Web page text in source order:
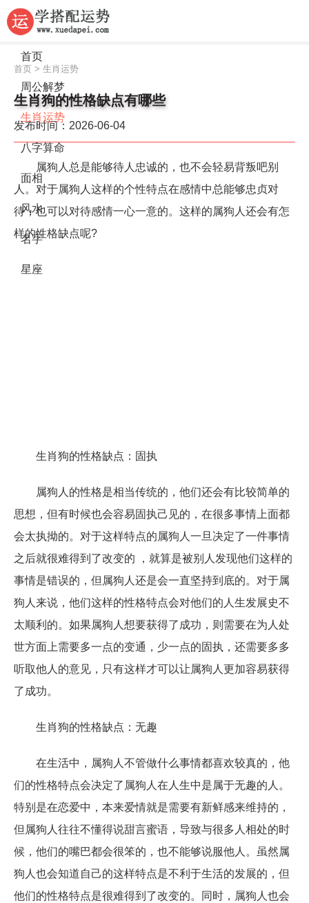
首页
周公解梦
生肖运势
八字算命
面相
风水
名字
星座
首页 > 生肖运势
生肖狗的性格缺点有哪些
发布时间：2026-06-04
属狗人总是能够待人忠诚的，也不会轻易背叛吧别
人。对于属狗人这样的个性特点在感情中总能够忠贞对
待，也可以对待感情一心一意的。这样的属狗人还会有怎
样的性格缺点呢?
生肖狗的性格缺点：固执
属狗人的性格是相当传统的，他们还会有比较简单的
思想，但有时候也会容易固执己见的，在很多事情上面都
会太执拗的。对于这样特点的属狗人一旦决定了一件事情
之后就很难得到了改变的 ，就算是被别人发现他们这样的
事情是错误的，但属狗人还是会一直坚持到底的。对于属
狗人来说，他们这样的性格特点会对他们的人生发展史不
太顺利的。如果属狗人想要获得了成功，则需要在为人处
世方面上需要多一点的变通，少一点的固执，还需要多多
听取他人的意见，只有这样才可以让属狗人更加容易获得
了成功。
生肖狗的性格缺点：无趣
在生活中，属狗人不管做什么事情都喜欢较真的，他
们的性格特点会决定了属狗人在人生中是属于无趣的人。
特别是在恋爱中，本来爱情就是需要有新鲜感来维持的，
但属狗人往往不懂得说甜言蜜语，导致与很多人相处的时
候，他们的嘴巴都会很笨的，也不能够说服他人。虽然属
狗人也会知道自己的这样特点是不利于生活的发展的，但
他们的性格特点是很难得到了改变的。同时，属狗人也会